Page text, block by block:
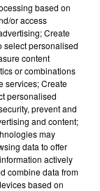
un danseur
se sont mariés
Ça n'a pas duré
est la première
J.Lo, et le
, c'est Le
Nathalie sur
du jour".
based on
or access
Create
select personalised
content
or combinations
services; Create
personalised
prevent and
and content;
may
data to offer
actively
combine data from
based on